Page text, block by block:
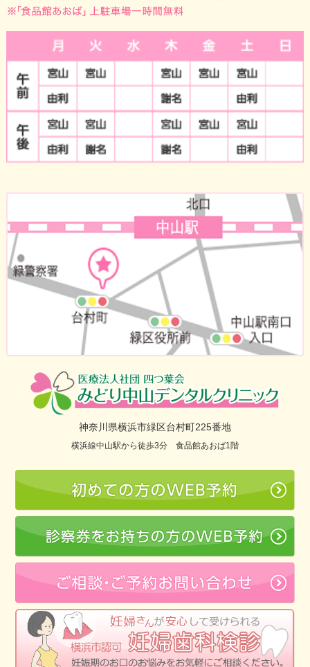
神奈川県横浜市緑区台村町225番地
横浜線中山駅から徒歩3分 食品館あおば1階